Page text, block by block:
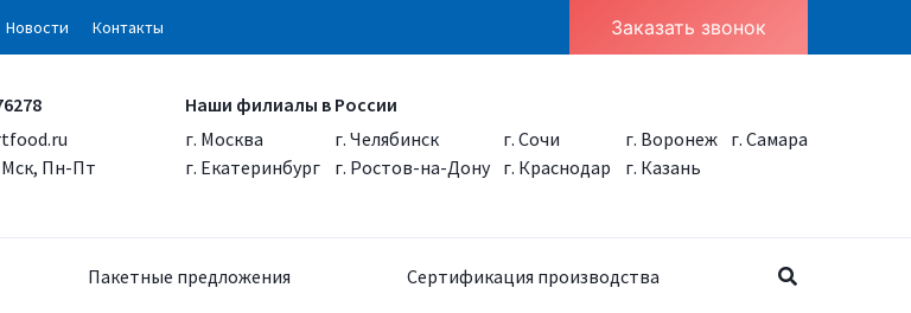
Новости Контакты Заказать звонок
Мск, Пн-Пт
Наши филиалы в России
г. Москва
г. Екатеринбург
г. Челябинск
г. Ростов-на-Дону
г. Сочи
г. Краснодар
г. Воронеж
г. Казань
г. Самара
Пакетные предложения Сертификация производства